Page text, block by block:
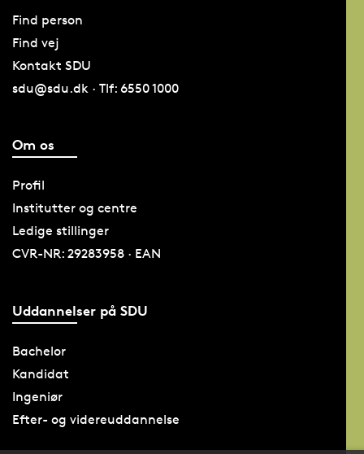
Find person
Find vej
Kontakt SDU
sdu@sdu.dk · Tlf: 6550 1000
Om os
Profil
Institutter og centre
Ledige stillinger
CVR-NR: 29283958 · EAN
Uddannelser på SDU
Bachelor
Kandidat
Ingeniør
Efter- og videreuddannelse